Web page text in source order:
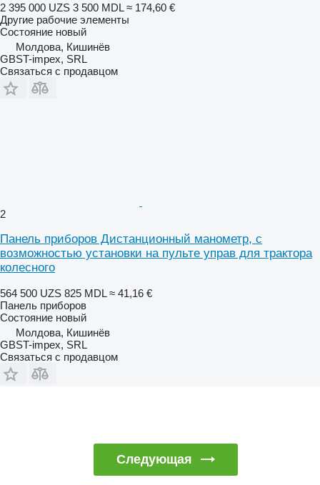
2 395 000 UZS 3 500 MDL ≈ 174,60 €
Другие рабочие элементы
Состояние новый
Молдова, Кишинёв
GBST-impex, SRL
Связаться с продавцом
2
Панель приборов Дистанционный манометр, с
возможностью установки на пульте управ для трактора
колесного
564 500 UZS 825 MDL ≈ 41,16 €
Панель приборов
Состояние новый
Молдова, Кишинёв
GBST-impex, SRL
Связаться с продавцом
Следующая